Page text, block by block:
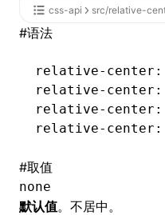
css-api src/relative-
#语法
relative-center :
relative-center :
relative-center
relative-center :
#取值
none
默认值。不居中。